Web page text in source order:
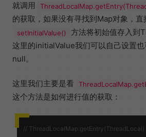
就调用
的获取，如果没有寻找到Map对象，直
setInitialValue()
方法将初始值存入到
这里的initialValue我们可以自己设置
null。
这里我们主要是看
这个方法是如何进行值的获取：
// ThreadLocalMap.getEntry(ThreadLocal)